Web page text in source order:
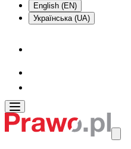
English (EN)
Українська (UA)